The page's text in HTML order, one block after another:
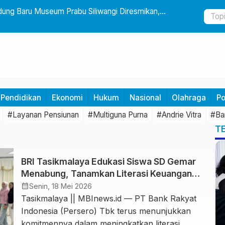
Baru Museum Prabu Siliwangi Diresmikan,
Lantik 24
Teknologi
Pendidikan Ekonomi Hukum Nasional Olahraga
#Layanan Pensiunan #Multiguna Purna #Andrie Vitra
BRI Tasikmalaya Edukasi Siswa SD Gemar
Menabung, Tanamkan Literasi Keuangan
Sejak Dini
calendar_monthSenin, 18 Mei 2026
Tasikmalaya || MBInews.id — PT Bank Rakyat
Indonesia (Persero) Tbk terus menunjukkan